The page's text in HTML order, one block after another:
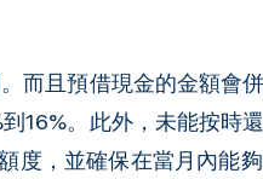
而且預借現金的金額會
16%。此外，未能按時
，並確保在當月內能